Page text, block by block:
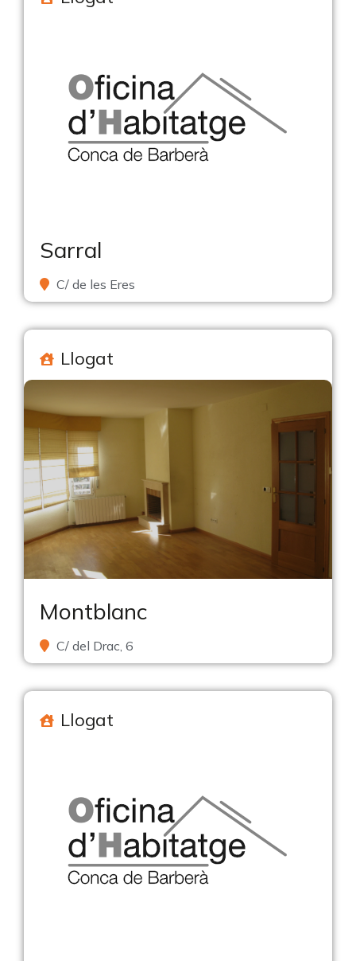
Sarral
C/ de les Eres
Llogat
Montblanc
C/ del Drac, 6
Llogat